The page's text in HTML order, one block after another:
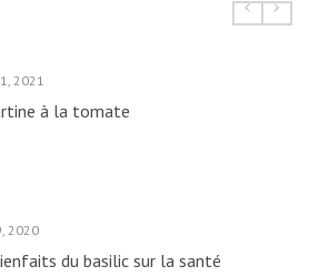
2021
à la tomate
2020
du basilic sur la santé